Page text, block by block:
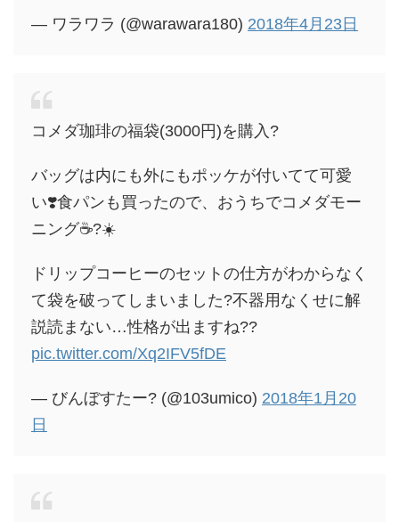
— ワラワラ (@warawara180) 2018年4月23日
コメダ珈琲の福袋(3000円)を購入?
バッグは内にも外にもポッケが付いてて可愛
い❣️食パンも買ったので、おうちでコメダモー
ニング☕?☀️
ドリップコーヒーのセットの仕方がわからなく
て袋を破ってしまいました?不器用なくせに解
説読まない…性格が出ますね??
pic.twitter.com/Xq2IFV5fDE
— びんぼすたー? (@103umico) 2018年1月20
日